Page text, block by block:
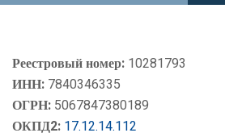
Реестровый номер: 10281793
ИНН: 7840346335
ОГРН: 5067847380189
ОКПД2: 17.12.14.112